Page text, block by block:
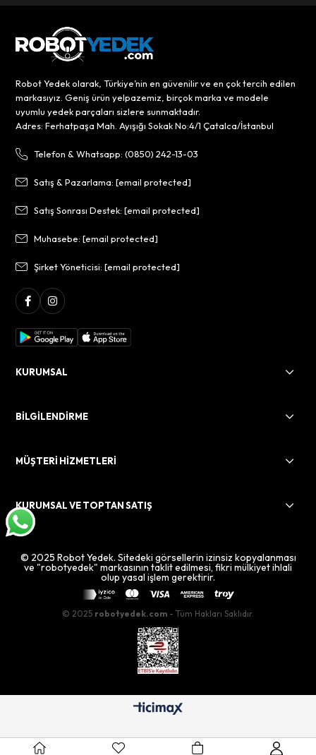
Robot Yedek olarak, Türkiye’nin en güvenilir ve en çok tercih edilen
markasıyız. Geniş ürün yelpazemiz, birçok marka ve modele
uyumlu yedek parçaları sizlere sunmaktadır.
Adres: Ferhatpaşa Mah. Ayışığı Sokak No:4/1 Çatalca/İstanbul
Telefon & Whatsapp: (0850) 242-13-03
Satış & Pazarlama:[email protected]
Satış Sonrası Destek:[email protected]
Muhasebe:[email protected]
Şirket Yöneticisi:[email protected]
KURUMSAL
BİLGİLENDİRME
MÜŞTERİ HİZMETLERİ
KURUMSAL VE TOPTAN SATIŞ
© 2025 Robot Yedek. Sitedeki görsellerin izinsiz kopyalanması
ve "robotyedek" markasının taklit edilmesi, fikri mülkiyet ihlali
olup yasal işlem gerektirir.
© 2025 robotyedek.com - Tüm Hakları Saklıdır.